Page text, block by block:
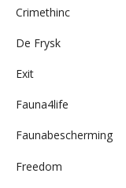
Crimethinc
De Frysk
Exit
Fauna4life
Faunabescherming
Freedom